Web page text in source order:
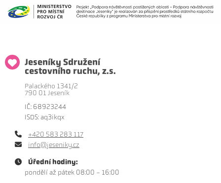
Jeseníky Sdružení
cestovního ruchu, z.s.
Palackého 1341/2
790 01 Jeseník
IČ: 68923244
ISDS: aq3ikqx
+420 583 283 117
info@jeseniky.cz
Úřední hodiny:
pondělí až pátek 08:00 - 16:00